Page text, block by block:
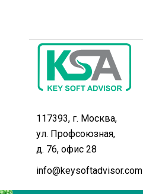
info@keysoftadvisor.com
117393, г. Москва,
ул. Профсоюзная,
д. 76, офис 28